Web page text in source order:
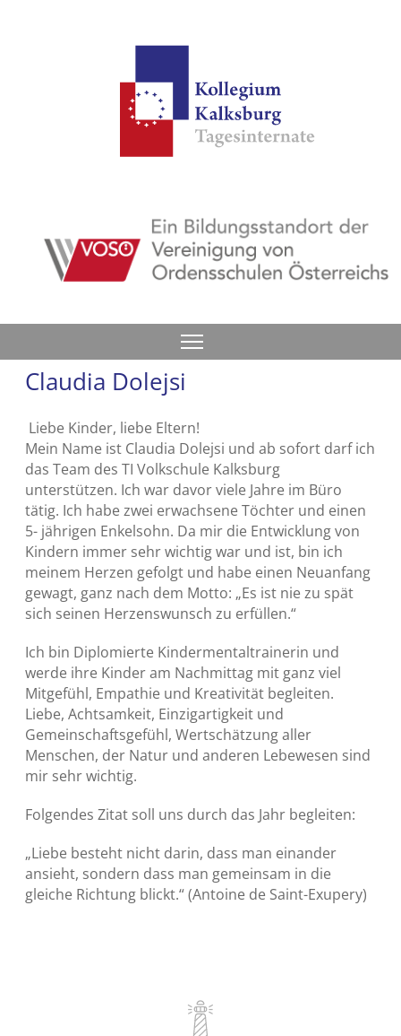
Claudia Dolejsi
Liebe Kinder, liebe Eltern!
Mein Name ist Claudia Dolejsi und ab sofort darf ich
das Team des TI Volkschule Kalksburg
unterstützen. Ich war davor viele Jahre im Büro
tätig. Ich habe zwei erwachsene Töchter und einen
5- jährigen Enkelsohn. Da mir die Entwicklung von
Kindern immer sehr wichtig war und ist, bin ich
meinem Herzen gefolgt und habe einen Neuanfang
gewagt, ganz nach dem Motto: „Es ist nie zu spät
sich seinen Herzenswunsch zu erfüllen.“
Ich bin Diplomierte Kindermentaltrainerin und
werde ihre Kinder am Nachmittag mit ganz viel
Mitgefühl, Empathie und Kreativität begleiten.
Liebe, Achtsamkeit, Einzigartigkeit und
Gemeinschaftsgefühl, Wertschätzung aller
Menschen, der Natur und anderen Lebewesen sind
mir sehr wichtig.
Folgendes Zitat soll uns durch das Jahr begleiten:
„Liebe besteht nicht darin, dass man einander
ansieht, sondern dass man gemeinsam in die
gleiche Richtung blickt.“ (Antoine de Saint-Exupery)